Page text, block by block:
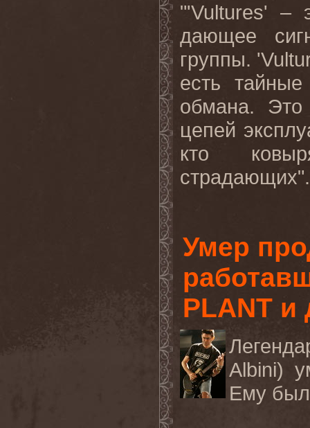
"'Vultures' –
дающее
группы. '
есть
обмана. Это
цепей
кто
Умер
PLANT и
Albini)
Ему был